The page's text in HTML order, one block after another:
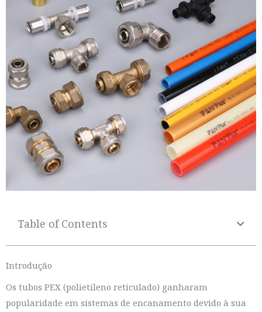
Table of Contents
Introdução
Os tubos PEX (polietileno reticulado) ganharam
popularidade em sistemas de encanamento devido à sua